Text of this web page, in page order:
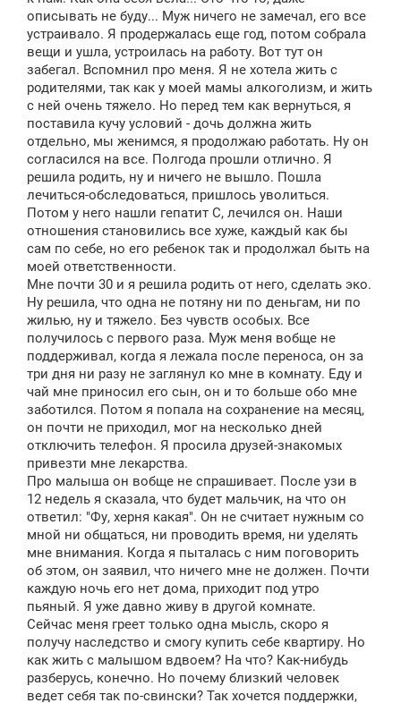
описывать не буду... Муж ничего не замечал, его все
устраивало. Я продержалась еще год, потом собрала
вещи и ушла, устроилась на работу. Вот тут он
забегал. Вспомнил про меня. Я не хотела жить с
родителями, так как у моей мамы алкоголизм, и жить
с ней очень тяжело. Но перед тем как вернуться, я
поставила кучу условий - дочь должна жить
отдельно, мы женимся, я продолжаю работать. Ну он
согласился на все. Полгода прошли отлично. Я
решила родить, ну и ничего не вышло. Пошла
лечиться-обследоваться, пришлось уволиться.
Потом у него нашли гепатит С, лечился он. Наши
отношения становились все хуже, каждый как бы
сам по себе, но его ребенок так и продолжал быть на
моей ответственности.
Мне почти 30 и я решила родить от него, сделать эко.
Ну решила, что одна не потяну ни по деньгам, ни по
жилью, ну и тяжело. Без чувств особых. Все
получилось с первого раза. Муж меня вобще не
поддерживал, когда я лежала после переноса, он за
три дня ни разу не заглянул ко мне в комнату. Еду и
чай мне приносил его сын, он и то больше обо мне
заботился. Потом я попала на сохранение на месяц,
он почти не приходил, мог на несколько дней
отключить телефон. Я просила друзей-знакомых
привезти мне лекарства.
Про малыша он вобще не спрашивает. После узи в
12 недель я сказала, что будет мальчик, на что он
ответил: "Фу, херня какая". Он не считает нужным со
мной ни общаться, ни проводить время, ни уделять
мне внимания. Когда я пыталась с ним поговорить
об этом, он заявил, что ничего мне не должен. Почти
каждую ночь его нет дома, приходит под утро
пьяный. Я уже давно живу в другой комнате.
Сейчас меня греет только одна мысль, скоро я
получу наследство и смогу купить себе квартиру. Но
как жить с малышом вдвоем? На что? Как-нибудь
разберусь, конечно. Но почему близкий человек
ведет себя так по-свински? Так хочется поддержки,